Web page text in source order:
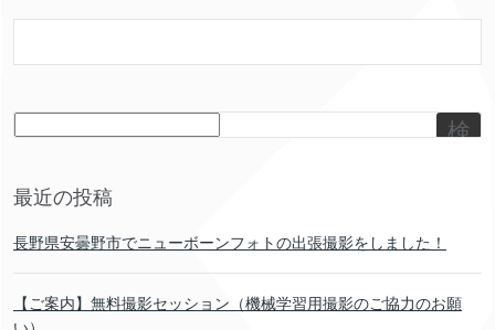
検
最近の投稿
長野県安曇野市でニューボーンフォトの出張撮影をしました！
【ご案内】無料撮影セッション（機械学習用撮影のご協力のお願